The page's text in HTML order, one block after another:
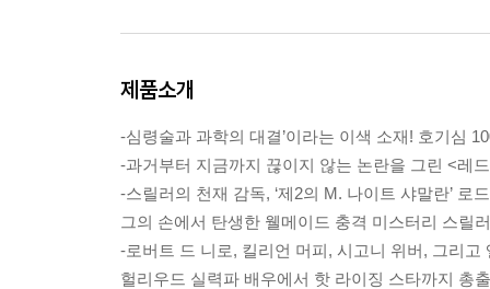
제품소개
-심령술과 과학의 대결’이라는 이색 소재! 호기심
-과거부터 지금까지 끊이지 않는 논란을 그린 <레
-스릴러의 천재 감독, ‘제2의 M. 나이트 샤말란’ 로
그의 손에서 탄생한 웰메이드 충격 미스터리 스릴
-로버트 드 니로, 킬리언 머피, 시고니 위버, 그리고
헐리우드 실력파 배우에서 핫 라이징 스타까지 총